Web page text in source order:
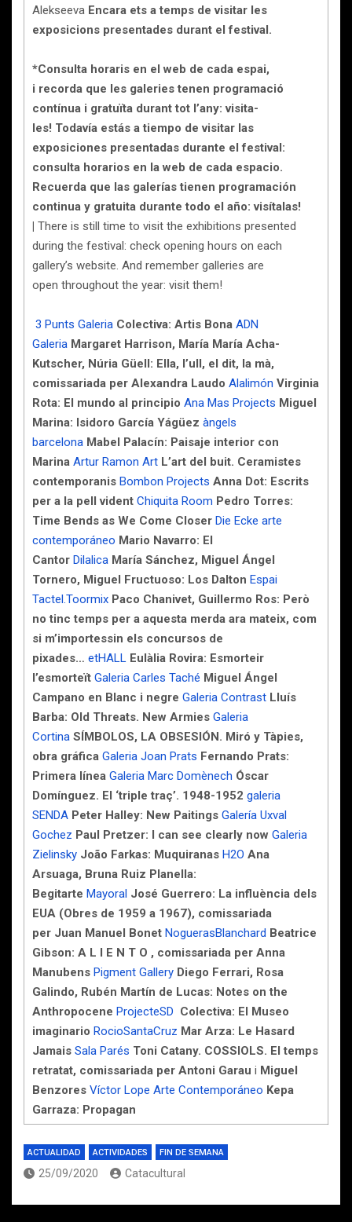
Alekseeva Encara ets a temps de visitar les
exposicions presentades durant el festival.
*Consulta horaris en el web de cada espai,
i recorda que les galeries tenen programació
contínua i gratuïta durant tot l’any: visita-
les! Todavía estás a tiempo de visitar las
exposiciones presentadas durante el festival:
consulta horarios en la web de cada espacio.
Recuerda que las galerías tienen programación
continua y gratuita durante todo el año: visítalas!
| There is still time to visit the exhibitions presented
during the festival: check opening hours on each
gallery’s website. And remember galleries are
open throughout the year: visit them!
3 Punts Galeria Colectiva: Artis Bona ADN
Galeria Margaret Harrison, María María Acha-
Kutscher, Núria Güell: Ella, l’ull, el dit, la mà,
comissariada per Alexandra Laudo Alalimón Virginia
Rota: El mundo al principio Ana Mas Projects Miguel
Marina: Isidoro García Yágüez àngels
barcelona Mabel Palacín: Paisaje interior con
Marina Artur Ramon Art L’art del buit. Ceramistes
contemporanis Bombon Projects Anna Dot: Escrits
per a la pell vident Chiquita Room Pedro Torres:
Time Bends as We Come Closer Die Ecke arte
contemporáneo Mario Navarro: El
Cantor Dilalica María Sánchez, Miguel Ángel
Tornero, Miguel Fructuoso: Los Dalton Espai
Tactel.Toormix Paco Chanivet, Guillermo Ros: Però
no tinc temps per a aquesta merda ara mateix, com
si m’importessin els concursos de
pixades… etHALL Eulàlia Rovira: Esmorteir
l’esmorteït Galeria Carles Taché Miguel Ángel
Campano en Blanc i negre Galeria Contrast Lluís
Barba: Old Threats. New Armies Galeria
Cortina SÍMBOLOS, LA OBSESIÓN. Miró y Tàpies,
obra gráfica Galeria Joan Prats Fernando Prats:
Primera línea Galeria Marc Domènech Óscar
Domínguez. El ‘triple traç’. 1948-1952 galeria
SENDA Peter Halley: New Paitings Galería Uxval
Gochez Paul Pretzer: I can see clearly now Galeria
Zielinsky João Farkas: Muquiranas H2O Ana
Arsuaga, Bruna Ruiz Planella:
Begitarte Mayoral José Guerrero: La influència dels
EUA (Obres de 1959 a 1967), comissariada
per Juan Manuel Bonet NoguerasBlanchard Beatrice
Gibson: A L I E N T O , comissariada per Anna
Manubens Pigment Gallery Diego Ferrari, Rosa
Galindo, Rubén Martín de Lucas: Notes on the
Anthropocene ProjecteSD Colectiva: El Museo
imaginario RocioSantaCruz Mar Arza: Le Hasard
Jamais Sala Parés Toni Catany. COSSIOLS. El temps
retratat, comissariada per Antoni Garau i Miguel
Benzores Víctor Lope Arte Contemporáneo Kepa
Garraza: Propagan
ACTUALIDAD ACTIVIDADES FIN DE SEMANA
25/09/2020 Catacultural